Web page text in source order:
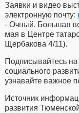
Заявки и видео
электронную почту:
- Очный. Большая
мая в Центре
Щербакова 4/11).
Подписывайтесь
социального
узнавайте важное
Источник
развития